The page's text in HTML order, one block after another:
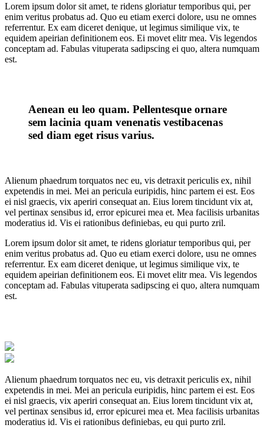
Lorem ipsum dolor sit amet, te ridens gloriatur temporibus qui, per
enim veritus probatus ad. Quo eu etiam exerci dolore, usu ne omnes
referrentur. Ex eam diceret denique, ut legimus similique vix, te
equidem apeirian definitionem eos. Ei movet elitr mea. Vis legendos
conceptam ad. Fabulas vituperata sadipscing ei quo, altera numquam
est.
Aenean eu leo quam. Pellentesque ornare
sem lacinia quam venenatis vestibacenas
sed diam eget risus varius.
Alienum phaedrum torquatos nec eu, vis detraxit periculis ex, nihil
expetendis in mei. Mei an pericula euripidis, hinc partem ei est. Eos
ei nisl graecis, vix aperiri consequat an. Eius lorem tincidunt vix at,
vel pertinax sensibus id, error epicurei mea et. Mea facilisis urbanitas
moderatius id. Vis ei rationibus definiebas, eu qui purto zril.
Lorem ipsum dolor sit amet, te ridens gloriatur temporibus qui, per
enim veritus probatus ad. Quo eu etiam exerci dolore, usu ne omnes
referrentur. Ex eam diceret denique, ut legimus similique vix, te
equidem apeirian definitionem eos. Ei movet elitr mea. Vis legendos
conceptam ad. Fabulas vituperata sadipscing ei quo, altera numquam
est.
Alienum phaedrum torquatos nec eu, vis detraxit periculis ex, nihil
expetendis in mei. Mei an pericula euripidis, hinc partem ei est. Eos
ei nisl graecis, vix aperiri consequat an. Eius lorem tincidunt vix at,
vel pertinax sensibus id, error epicurei mea et. Mea facilisis urbanitas
moderatius id. Vis ei rationibus definiebas, eu qui purto zril.